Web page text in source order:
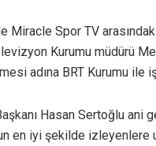
Miracle Spor TV
Kurumu müdürü
adına BRT Kurumu ile
Hasan Sertoğlu
en iyi şekilde